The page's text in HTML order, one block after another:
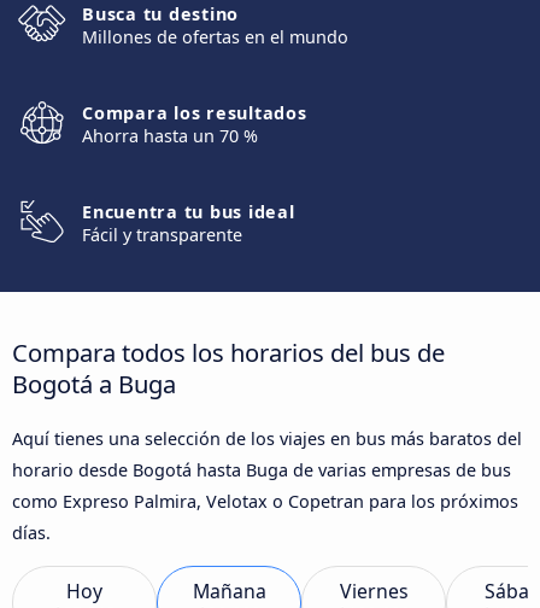
Busca tu destino
Millones de ofertas en el mundo
Compara los resultados
Ahorra hasta un 70 %
Encuentra tu bus ideal
Fácil y transparente
Compara todos los horarios del bus de
Bogotá a Buga
Aquí tienes una selección de los viajes en bus más baratos del
horario desde Bogotá hasta Buga de varias empresas de bus
como Expreso Palmira, Velotax o Copetran para los próximos
días.
Hoy Mañana Viernes